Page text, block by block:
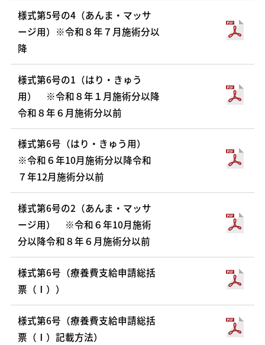
様式第5号の4（あんま・マッサ
ージ用）※令和８年７月施術分以
降
様式第6号の1（はり・きゅう
用） ※令和８年１月施術分以降
令和８年６月施術分以前
様式第6号（はり・きゅう用）
※令和６年10月施術分以降令和
７年12月施術分以前
様式第6号の2（あんま・マッサ
ージ用） ※令和６年10月施術
分以降令和８年６月施術分以前
様式第6号（療養費支給申請総括
票（Ⅰ））
様式第6号（療養費支給申請総括
票（Ⅰ）記載方法）